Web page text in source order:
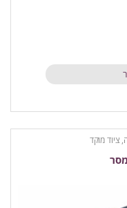
, ציוד מוקד